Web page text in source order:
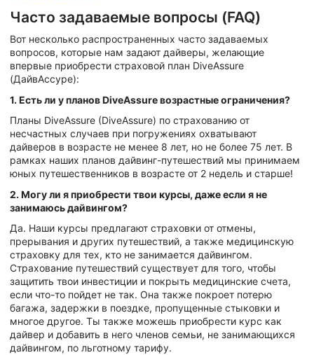
Часто задаваемые вопросы (FAQ)
Вот несколько распространенных часто задаваемых
вопросов, которые нам задают дайверы, желающие
впервые приобрести страховой план DiveAssure
(ДайвАссуре):
1. Есть ли у планов DiveAssure возрастные ограничения?
Планы DiveAssure (DiveAssure) по страхованию от
несчастных случаев при погружениях охватывают
дайверов в возрасте не менее 8 лет, но не более 75 лет. В
рамках наших планов дайвинг-путешествий мы принимаем
юных путешественников в возрасте от 2 недель и старше!
2. Могу ли я приобрести твои курсы, даже если я не
занимаюсь дайвингом?
Да. Наши курсы предлагают страховки от отмены,
прерывания и других путешествий, а также медицинскую
страховку для тех, кто не занимается дайвингом.
Страхование путешествий существует для того, чтобы
защитить твои инвестиции и покрыть медицинские счета,
если что-то пойдет не так. Она также покроет потерю
багажа, задержки в поездке, пропущенные стыковки и
многое другое. Ты также можешь приобрести курс как
дайвер и добавить в него членов семьи, не занимающихся
дайвингом, по льготному тарифу.